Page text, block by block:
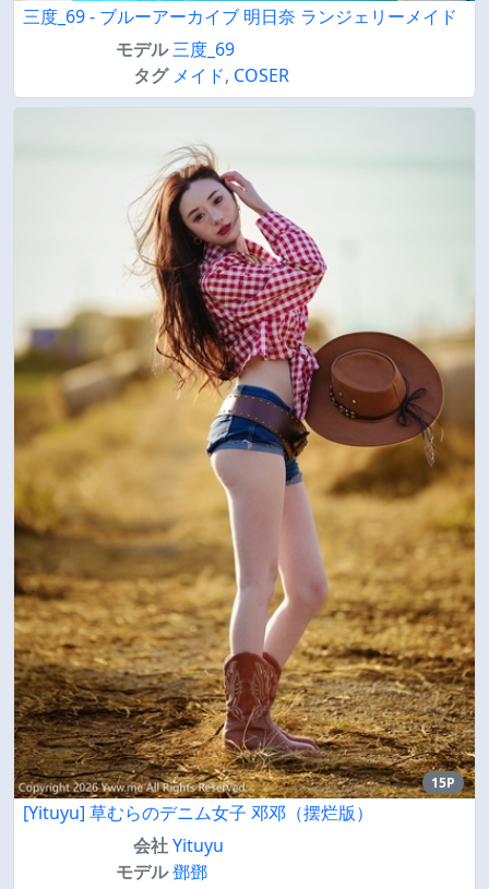
三度_69 - ブルーアーカイブ 明日奈 ランジェリーメイド
モデル三度_69
タグ メイド, COSER
15P
[Yituyu] 草むらのデニム女子 邓邓（摆烂版）
会社Yituyu
モデル鄧鄧